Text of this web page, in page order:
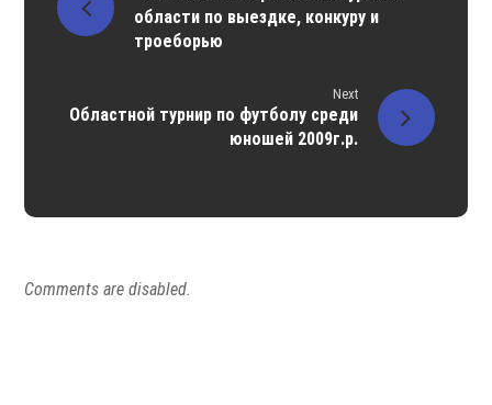
области по выездке, конкуру и
троеборью
Next
Областной турнир по футболу среди
юношей 2009г.р.
Comments are disabled.